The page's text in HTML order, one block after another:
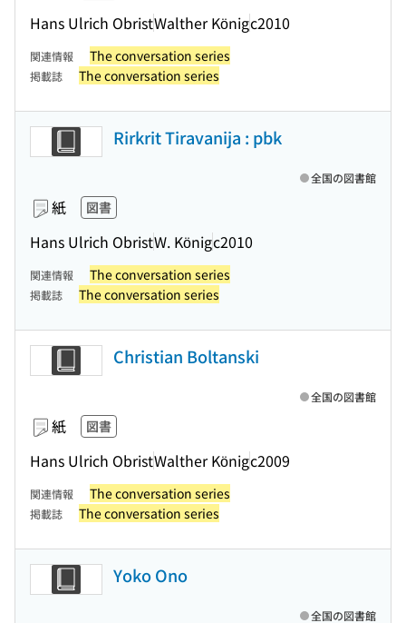
Hans Ulrich ObristWalther Königc2010
関連情報 The conversation series
掲載誌 The conversation series
Rirkrit Tiravanija : pbk
紙 図書
Hans Ulrich ObristW. Königc2010
全国の図書館
関連情報 The conversation series
掲載誌 The conversation series
Christian Boltanski
紙 図書
Hans Ulrich ObristWalther Königc2009
全国の図書館
関連情報 The conversation series
掲載誌 The conversation series
Yoko Ono
全国の図書館